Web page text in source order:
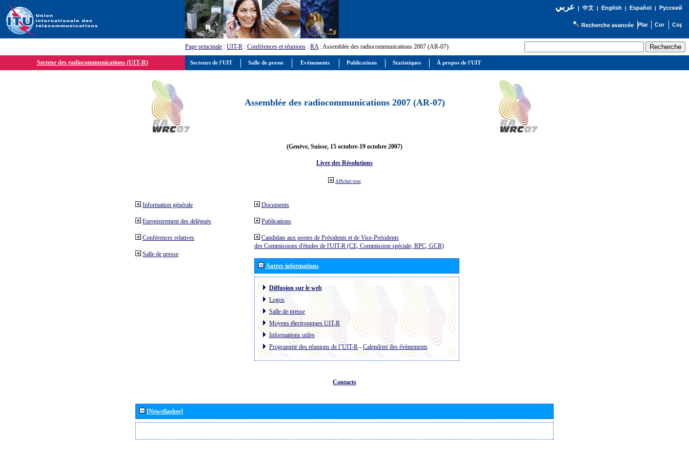
عربي| 中文| English | Español | Русский
Recherche avancée
Page principale : UIT-R : Conférences et réunions : RA: Assemblée des radiocommunications 2007 (AR-07)
Secteur des radiocommunications (UIT-R)
Assemblée des radiocommunications 2007 (AR-07)
(Genève, Suisse, 15 octobre-19 octobre 2007)
Livre des Résolutions
Afficher tout
Information générale
Enregistrement des délégués
Conférences relatives
Salle de presse
Documents
Publications
Candidats aux postes de Présidents et de Vice-Présidents
des Commissions d'études de l'UIT-R (CE, Commission spéciale, RPC, GCR)
Autres informations
Diffusion sur le web
Logos
Salle de presse
Moyens électroniques UIT-R
Informations utiles
Programme des réunions de l´UIT-R- Calendrier des évènements
Contacts
[Newsflashes]
Secteurs de l'UIT Salle de presse Evénements Publications Statistiques À propos de l'UIT